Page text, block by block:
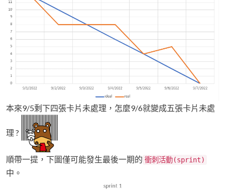
本來9/5剩下四張卡片未處理，怎麼9/6就變成五張卡片未處
理 ?
順帶一提，下圖僅可能發生最後一期的 衝刺活動(sprint)
中。